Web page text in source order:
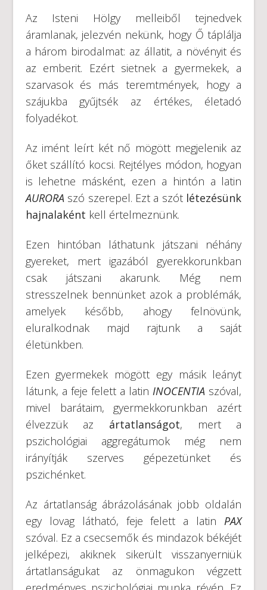
Az Isteni Hölgy melleiből tejnedvek
áramlanak, jelezvén nekünk, hogy Ő táplálja
a három birodalmat: az állatit, a növényit és
az emberit. Ezért sietnek a gyermekek, a
szarvasok és más teremtmények, hogy a
szájukba gyűjtsék az értékes, életadó
folyadékot.
Az imént leírt két nő mögött megjelenik az
őket szállító kocsi. Rejtélyes módon, hogyan
is lehetne másként, ezen a hintón a latin
AURORA szó szerepel. Ezt a szót létezésünk
hajnalaként kell értelmeznünk.
Ezen hintóban láthatunk játszani néhány
gyereket, mert igazából gyerekkorunkban
csak játszani akarunk. Még nem
stresszelnek bennünket azok a problémák,
amelyek később, ahogy felnövünk,
eluralkodnak majd rajtunk a saját
életünkben.
Ezen gyermekek mögött egy másik leányt
látunk, a feje felett a latinINOCENTIA szóval,
mivel barátaim, gyermekkorunkban azért
élvezzük az ártatlanságot, mert a
pszichológiai aggregátumok még nem
irányítják szerves gépezetünket és
pszichénket.
Az ártatlanság ábrázolásának jobb oldalán
egy lovag látható, feje felett a latinPAX
szóval. Ez a csecsemők és mindazok békéjét
jelképezi, akiknek sikerült visszanyerniük
ártatlanságukat az önmagukon végzett